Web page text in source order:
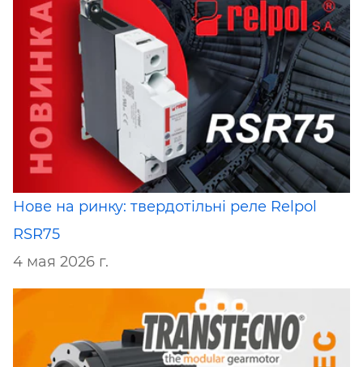
Нове на ринку: твердотільні реле Relpol
RSR75
4 мая 2026 г.